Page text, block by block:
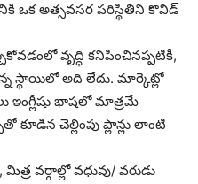
ఒక అత్సవసర పరిస్థితిని కొవిడ్
వృద్ధి కనిపించినప్పటికీ,
స్థాయిలో అది లేదు. మార్కెట్లో
ఇంగ్లీషు భాషలో మాత్రమే
కూడిన చెల్లింపు ప్లాన్లు లాంటి
వర్గాల్లో వధువు/ వరుడు